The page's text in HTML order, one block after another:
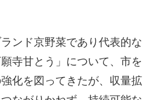
ンド京野菜であり代表的な
寺甘とう」について、市を
化を図ってきたが、収量拡